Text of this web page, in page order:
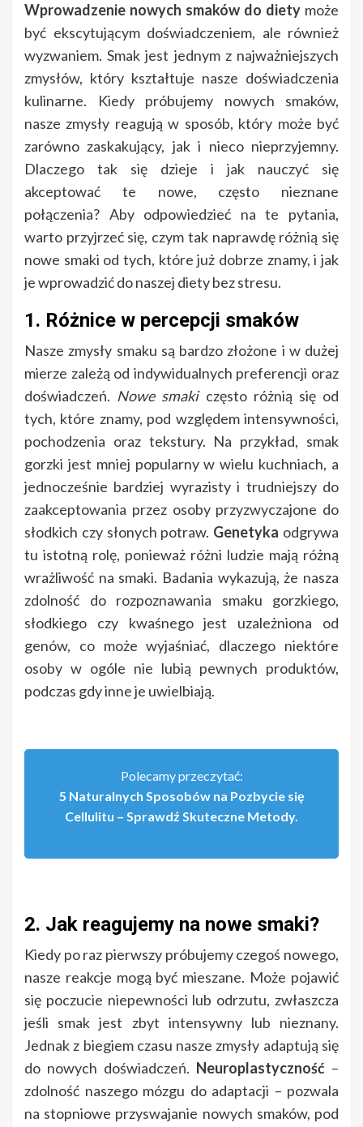
Wprowadzenie nowych smaków do diety może
być ekscytującym doświadczeniem, ale również
wyzwaniem. Smak jest jednym z najważniejszych
zmysłów, który kształtuje nasze doświadczenia
kulinarne. Kiedy próbujemy nowych smaków,
nasze zmysły reagują w sposób, który może być
zarówno zaskakujący, jak i nieco nieprzyjemny.
Dlaczego tak się dzieje i jak nauczyć się
akceptować te nowe, często nieznane
połączenia? Aby odpowiedzieć na te pytania,
warto przyjrzeć się, czym tak naprawdę różnią się
nowe smaki od tych, które już dobrze znamy, i jak
je wprowadzić do naszej diety bez stresu.
1. Różnice w percepcji smaków
Nasze zmysły smaku są bardzo złożone i w dużej
mierze zależą od indywidualnych preferencji oraz
doświadczeń. Nowe smakiczęsto różnią się od
tych, które znamy, pod względem intensywności,
pochodzenia oraz tekstury. Na przykład, smak
gorzki jest mniej popularny w wielu kuchniach, a
jednocześnie bardziej wyrazisty i trudniejszy do
zaakceptowania przez osoby przyzwyczajone do
słodkich czy słonych potraw. Genetyka odgrywa
tu istotną rolę, ponieważ różni ludzie mają różną
wrażliwość na smaki. Badania wykazują, że nasza
zdolność do rozpoznawania smaku gorzkiego,
słodkiego czy kwaśnego jest uzależniona od
genów, co może wyjaśniać, dlaczego niektóre
osoby w ogóle nie lubią pewnych produktów,
podczas gdy inne je uwielbiają.
Polecamy przeczytać:
5 Naturalnych Sposobów na Pozbycie się
Cellulitu – Sprawdź Skuteczne Metody.
2. Jak reagujemy na nowe smaki?
Kiedy po raz pierwszy próbujemy czegoś nowego,
nasze reakcje mogą być mieszane. Może pojawić
się poczucie niepewności lub odrzutu, zwłaszcza
jeśli smak jest zbyt intensywny lub nieznany.
Jednak z biegiem czasu nasze zmysły adaptują się
do nowych doświadczeń. Neuroplastyczność –
zdolność naszego mózgu do adaptacji – pozwala
na stopniowe przyswajanie nowych smaków, pod